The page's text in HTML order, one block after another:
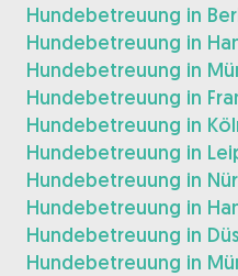
Hundebetreuung in
Hundebetreuung in
Hundebetreuung in
Hundebetreuung in
Hundebetreuung in
Hundebetreuung in
Hundebetreuung in
Hundebetreuung in
Hundebetreuung in
Hundebetreuung in